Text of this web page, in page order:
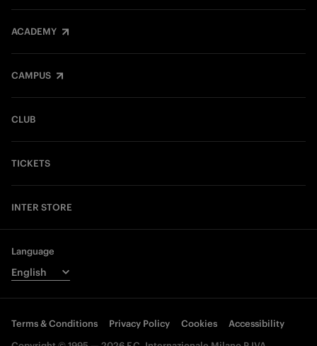
ACADEMY
CAMPUS
CLUB
TICKETS
INTER STORE
Language
Terms & Conditions Privacy Policy Cookies
Accessibility